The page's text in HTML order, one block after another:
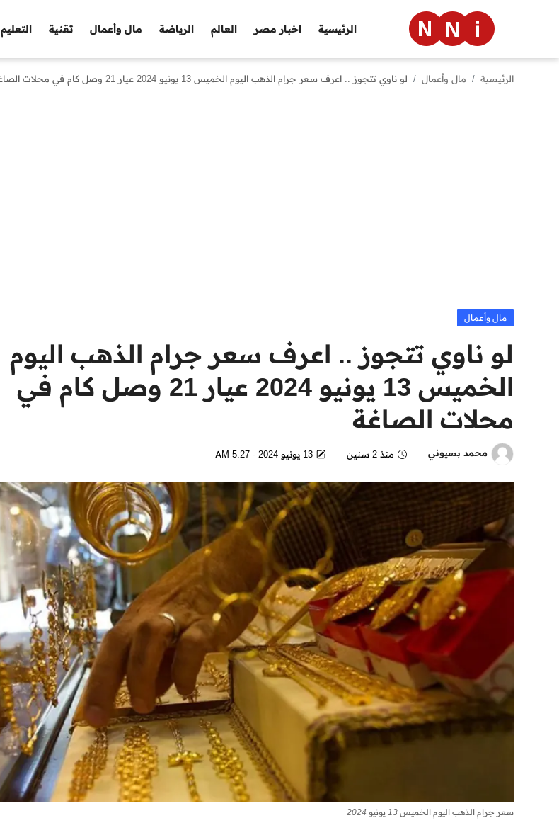
الرئيسية اخبار مصر العالم الرياضة مال وأعمال تقنية التعليم
منوعات
الرئيسية مال وأعمال لو ناوي تتجوز .. اعرف سعر جرام الذهب اليوم الخميس 13 يونيو 2024 عيار 21 وصل كام في محلات الصاغة
مال وأعمال
لو ناوي تتجوز .. اعرف سعر جرام الذهب اليوم
الخميس 13 يونيو 2024 عيار 21 وصل كام في
محلات الصاغة
محمد بسيوني منذ 2 سنين 13 يونيو 2024 - 5:27 AM
سعر جرام الذهب اليوم الخميس 13 يونيو 2024